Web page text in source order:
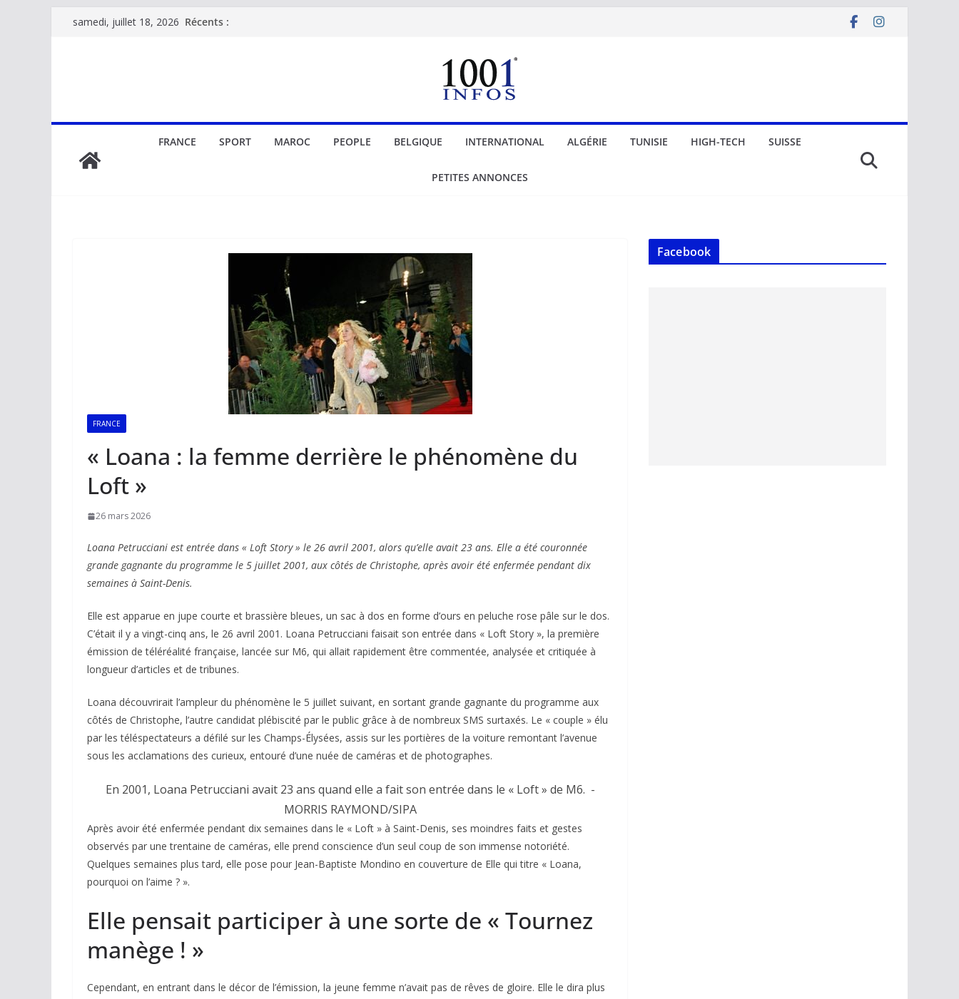
Passersamedi, juillet 18, 2026 Récents :
FRANCE SPORT MAROC PEOPLE BELGIQUE INTERNATIONAL ALGÉRIE TUNISIE HIGH-TECH SUISSE
PETITES ANNONCES
FRANCE
« Loana : la femme derrière le phénomène du
Loft »
26 mars 2026
Loana Petrucciani est entrée dans « Loft Story » le 26 avril 2001, alors qu’elle avait 23 ans. Elle a été couronnée
grande gagnante du programme le 5 juillet 2001, aux côtés de Christophe, après avoir été enfermée pendant dix
semaines à Saint-Denis.
Elle est apparue en jupe courte et brassière bleues, un sac à dos en forme d’ours en peluche rose pâle sur le dos.
C’était il y a vingt-cinq ans, le 26 avril 2001. Loana Petrucciani faisait son entrée dans « Loft Story », la première
émission de téléréalité française, lancée sur M6, qui allait rapidement être commentée, analysée et critiquée à
longueur d’articles et de tribunes.
Loana découvrirait l’ampleur du phénomène le 5 juillet suivant, en sortant grande gagnante du programme aux
côtés de Christophe, l’autre candidat plébiscité par le public grâce à de nombreux SMS surtaxés. Le « couple » élu
par les téléspectateurs a défilé sur les Champs-Élysées, assis sur les portières de la voiture remontant l’avenue
sous les acclamations des curieux, entouré d’une nuée de caméras et de photographes.
En 2001, Loana Petrucciani avait 23 ans quand elle a fait son entrée dans le « Loft » de M6. -
MORRIS RAYMOND/SIPA
Après avoir été enfermée pendant dix semaines dans le « Loft » à Saint-Denis, ses moindres faits et gestes
observés par une trentaine de caméras, elle prend conscience d’un seul coup de son immense notoriété.
Quelques semaines plus tard, elle pose pour Jean-Baptiste Mondino en couverture de Elle qui titre « Loana,
pourquoi on l’aime ? ».
Elle pensait participer à une sorte de « Tournez
manège ! »
Cependant, en entrant dans le décor de l’émission, la jeune femme n’avait pas de rêves de gloire. Elle le dira plus
Facebook